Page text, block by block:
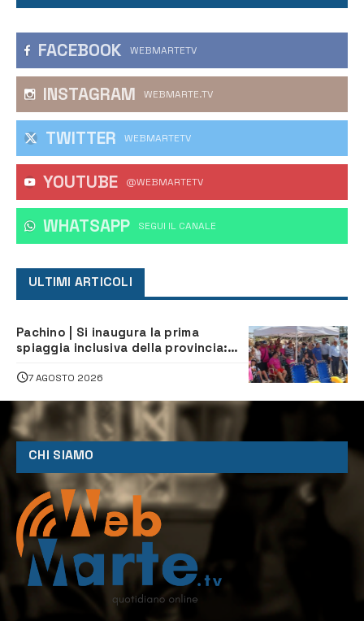
FACEBOOK WEBMARTETV
INSTAGRAM WEBMARTE.TV
TWITTER WEBMARTETV
YOUTUBE @WEBMARTETV
WHATSAPP ‎SEGUI IL CANALE
ULTIMI ARTICOLI
Pachino | Si inaugura la prima
spiaggia inclusiva della provincia:
tutti
7 AGOSTO 2026
CHI SIAMO